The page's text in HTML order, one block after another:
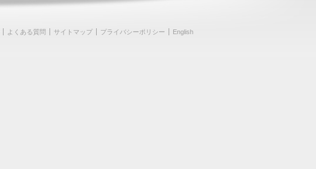
よくある質問 サイトマップ プライバシーポリシー English